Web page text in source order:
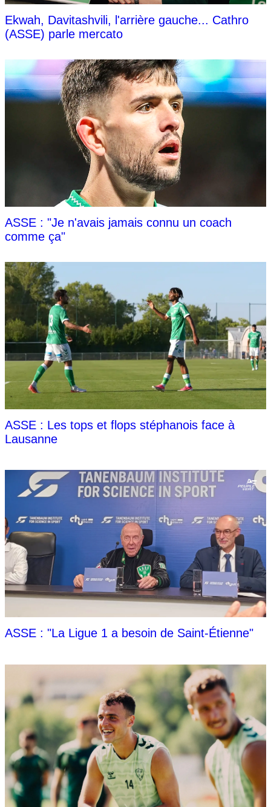
Ekwah, Davitashvili, l'arrière gauche... Cathro
(ASSE) parle mercato
ASSE : "Je n'avais jamais connu un coach
comme ça"
ASSE : Les tops et flops stéphanois face à
Lausanne
ASSE : "La Ligue 1 a besoin de Saint-Étienne"